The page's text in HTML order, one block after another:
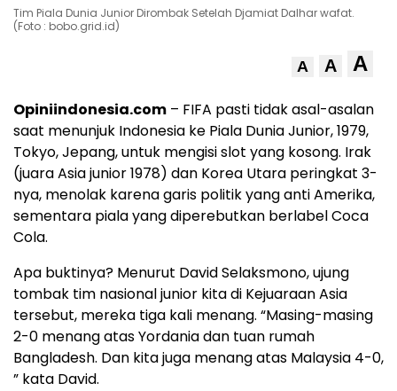
Tim Piala Dunia Junior Dirombak Setelah Djamiat Dalhar wafat.
(Foto : bobo.grid.id)
A A A
Opiniindonesia.com – FIFA pasti tidak asal-asalan
saat menunjuk Indonesia ke Piala Dunia Junior, 1979,
Tokyo, Jepang, untuk mengisi slot yang kosong. Irak
(juara Asia junior 1978) dan Korea Utara peringkat 3-
nya, menolak karena garis politik yang anti Amerika,
sementara piala yang diperebutkan berlabel Coca
Cola.
Apa buktinya? Menurut David Selaksmono, ujung
tombak tim nasional junior kita di Kejuaraan Asia
tersebut, mereka tiga kali menang. “Masing-masing
2-0 menang atas Yordania dan tuan rumah
Bangladesh. Dan kita juga menang atas Malaysia 4-0,
” kata David.